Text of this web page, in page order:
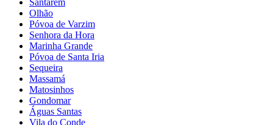
Santarém
Olhão
Póvoa de Varzim
Senhora da Hora
Marinha Grande
Póvoa de Santa Iria
Sequeira
Massamá
Matosinhos
Gondomar
Águas Santas
Vila do Conde